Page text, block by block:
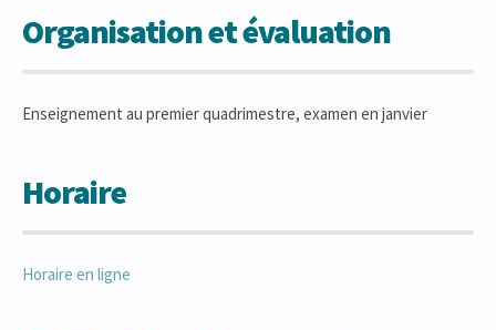
Organisation et évaluation
Enseignement au premier quadrimestre, examen en janvier
Horaire
Horaire en ligne